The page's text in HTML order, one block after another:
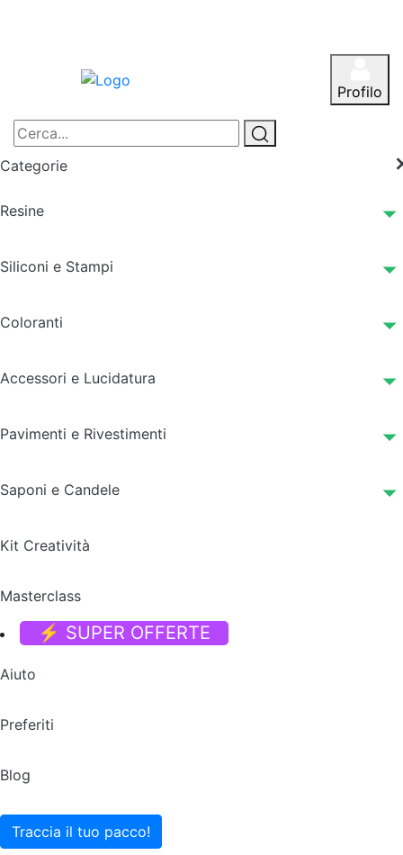
Profilo
Categorie
Resine
Siliconi e Stampi
Coloranti
Accessori e Lucidatura
Pavimenti e Rivestimenti
Saponi e Candele
Kit Creatività
Masterclass
⚡ SUPER OFFERTE
Aiuto
Preferiti
Blog
Traccia il tuo pacco!